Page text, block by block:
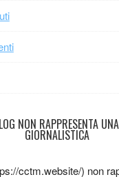
NON RAPPRESENTA
GIORNALISTICA
cctm.website/) non